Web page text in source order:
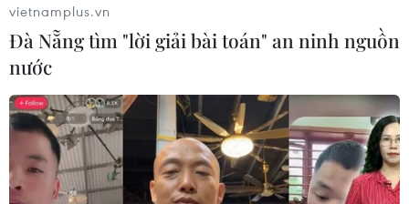
vietnamplus.vn
Đà Nẵng tìm "lời giải bài toán" an ninh nguồn
nước